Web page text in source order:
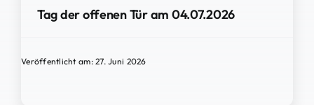
Tag der offenen Tür am 04.07.2026
Veröffentlicht am: 27. Juni 2026